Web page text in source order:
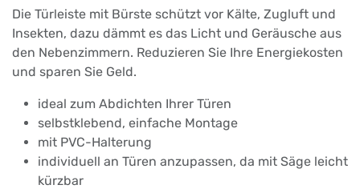
Die Türleiste mit Bürste schützt vor Kälte, Zugluft und
Insekten, dazu dämmt es das Licht und Geräusche aus
den Nebenzimmern. Reduzieren Sie Ihre Energiekosten
und sparen Sie Geld.
ideal zum Abdichten Ihrer Türen
selbstklebend, einfache Montage
mit PVC-Halterung
individuell an Türen anzupassen, da mit Säge leicht
kürzbar